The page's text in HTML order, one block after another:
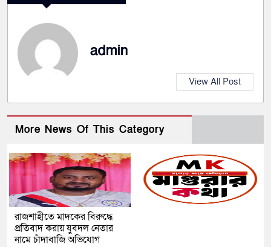
admin
View All Post
More News Of This Category
রাজশাহীতে মাদকের বিরুদ্ধে
প্রতিবাদ করায় যুবদল নেতার
নামে চাঁদাবাজি অভিযোগ